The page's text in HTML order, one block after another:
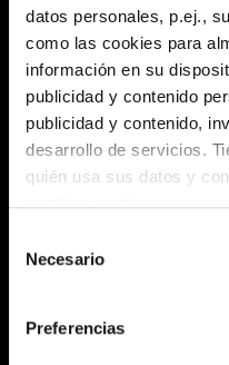
datos personales, p.ej.,
como las cookies para
información en su
publicidad y contenido
publicidad y contenido,
desarrollo de servicios.
quién usa sus datos y
cambiar o retirar su
el Menú de consentimiento.
Recopilar
Necesario
Preferencias
¡Acabamos de
Carrera con
Roach Race: el